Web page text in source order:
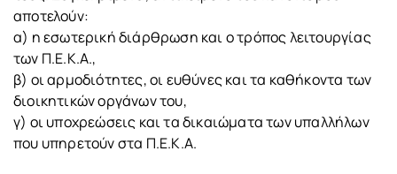
αποτελούν:
α) η εσωτερική διάρθρωση και ο τρόπος λειτουργίας
των Π.Ε.Κ.Α.,
β) οι αρμοδιότητες, οι ευθύνες και τα καθήκοντα των
διοικητικών οργάνων του,
γ) οι υποχρεώσεις και τα δικαιώματα των υπαλλήλων
που υπηρετούν στα Π.Ε.Κ.Α.